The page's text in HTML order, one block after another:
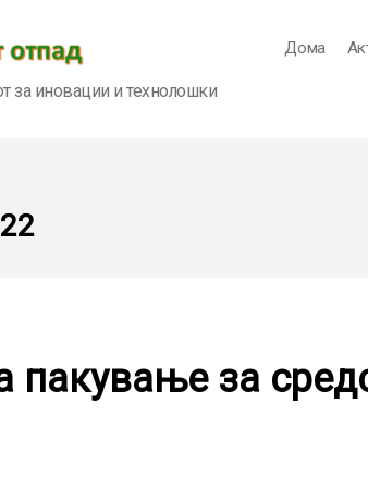
за иновации и технолошки
Дома
пакување за